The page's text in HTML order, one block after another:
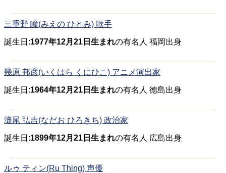
三重野 瞳(みえの ひとみ) 歌手
誕生日:1977年12月21日生まれの有名人 福岡出身
幾原 邦彦(いくはら くにひこ) アニメ演出家
誕生日:1964年12月21日生まれの有名人 徳島出身
灘尾 弘吉(なだお ひろきち) 政治家
誕生日:1899年12月21日生まれの有名人 広島出身
ルゥ ティン(Ru Thing) 声優